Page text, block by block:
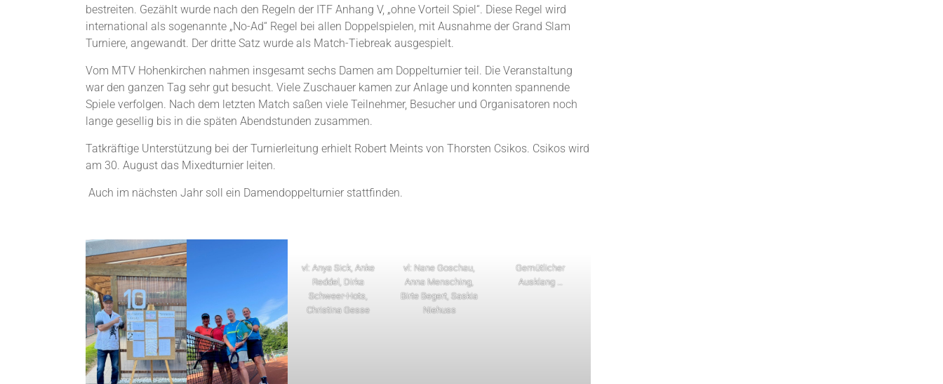
bestreiten. Gezählt wurde nach den Regeln der ITF Anhang V, „ohne Vorteil Spiel“. Diese Regel wird
international als sogenannte „No-Ad“ Regel bei allen Doppelspielen, mit Ausnahme der Grand Slam
Turniere, angewandt. Der dritte Satz wurde als Match-Tiebreak ausgespielt.
Vom MTV Hohenkirchen nahmen insgesamt sechs Damen am Doppelturnier teil. Die Veranstaltung
war den ganzen Tag sehr gut besucht. Viele Zuschauer kamen zur Anlage und konnten spannende
Spiele verfolgen. Nach dem letzten Match saßen viele Teilnehmer, Besucher und Organisatoren noch
lange gesellig bis in die späten Abendstunden zusammen.
Tatkräftige Unterstützung bei der Turnierleitung erhielt Robert Meints von Thorsten Csikos. Csikos wird
am 30. August das Mixedturnier leiten.
Auch im nächsten Jahr soll ein Damendoppelturnier stattfinden.
vl: Anya Sick, Anke
Reddel, Dirka
Schweer-Hots,
Christina Gesse
vl: Nane Goschau,
Anna Mensching,
Birte Begert, Saskia
Niehuss
Gemütlicher
Ausklang …